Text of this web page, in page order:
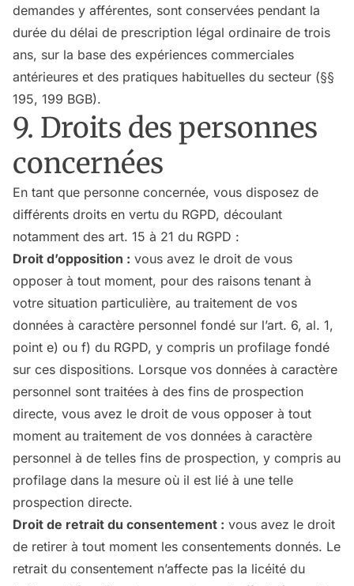
demandes y afférentes, sont conservées pendant la
durée du délai de prescription légal ordinaire de trois
ans, sur la base des expériences commerciales
antérieures et des pratiques habituelles du secteur (§§
195, 199 BGB).
9. Droits des personnes
concernées
En tant que personne concernée, vous disposez de
différents droits en vertu du RGPD, découlant
notamment des art. 15 à 21 du RGPD :
Droit d’opposition : vous avez le droit de vous
opposer à tout moment, pour des raisons tenant à
votre situation particulière, au traitement de vos
données à caractère personnel fondé sur l’art. 6, al. 1,
point e) ou f) du RGPD, y compris un profilage fondé
sur ces dispositions. Lorsque vos données à caractère
personnel sont traitées à des fins de prospection
directe, vous avez le droit de vous opposer à tout
moment au traitement de vos données à caractère
personnel à de telles fins de prospection, y compris au
profilage dans la mesure où il est lié à une telle
prospection directe.
Droit de retrait du consentement : vous avez le droit
de retirer à tout moment les consentements donnés. Le
retrait du consentement n’affecte pas la licéité du